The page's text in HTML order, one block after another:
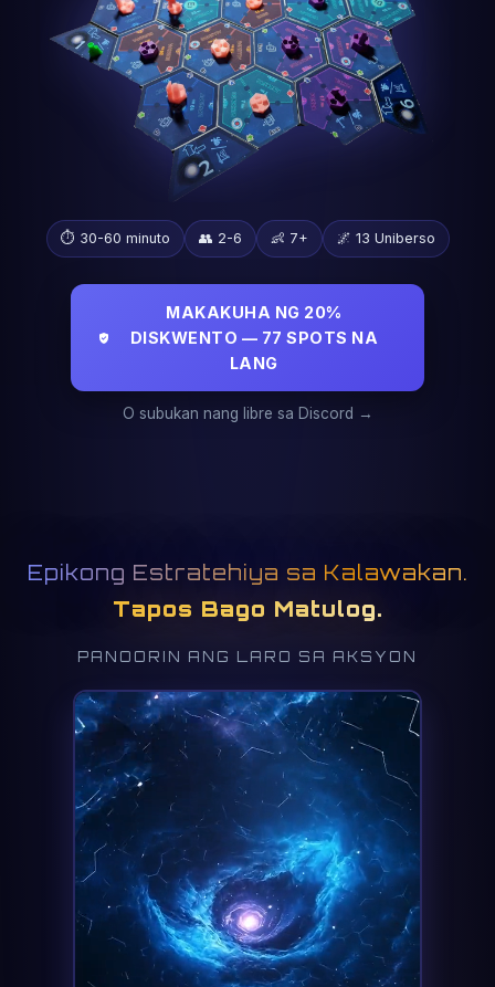
⏱️ 30-60 minuto 👥 2-6 👶 7+ 🌌 13 Uniberso
MAKAKUHA NG 20%
DISKWENTO — 77 SPOTS NA
LANG
O subukan nang libre sa Discord →
Epikong Estratehiya sa Kalawakan.
Tapos Bago Matulog.
PANOORIN ANG LARO SA AKSYON